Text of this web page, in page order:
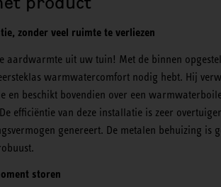
zonder veel ruimte te verliezen
aardwarmte uit uw tuin! Met de binnen
warmwatercomfort nodig hebt. Hij
en beschikt bovendien over een
efficiëntie van deze installatie is zeer
genereert. De metalen behuizing is
storen